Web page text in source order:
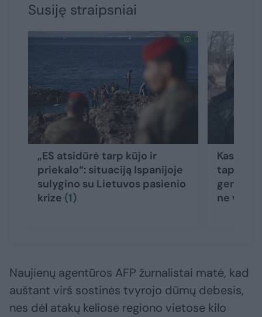
Susiję straipsniai
„ES atsidūrė tarp kūjo ir
priekalo“: situaciją Ispanijoje
sulygino su Lietuvos pasienio
krize (1)
Kas yra
tapęs
ne
Naujienų agentūros AFP žurnalistai matė, kad
auštant virš sostinės tvyrojo dūmų debesis,
nes dėl atakų keliose regiono vietose kilo